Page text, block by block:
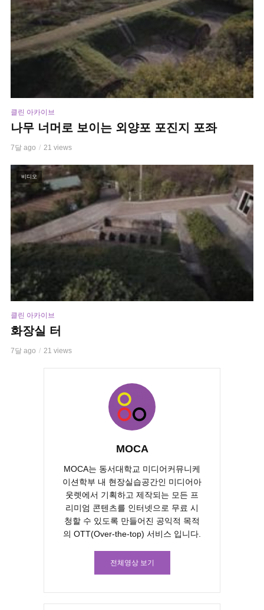
클린 아카이브
나무 너머로 보이는 외양포 포진지 포좌
7달 ago 21 views
비디오
클린 아카이브
화장실 터
7달 ago 21 views
MOCA
MOCA는 동서대학교 미디어커뮤니케
이션학부 내 현장실습공간인 미디어아
웃렛에서 기획하고 제작되는 모든 프
리미엄 콘텐츠를 인터넷으로 무료 시
청할 수 있도록 만들어진 공익적 목적
의 OTT(Over-the-top) 서비스 입니다.
전체영상 보기